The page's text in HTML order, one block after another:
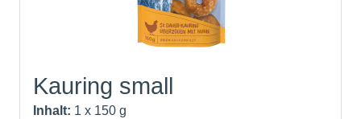
Kauring small
Inhalt: 1 x 150 g